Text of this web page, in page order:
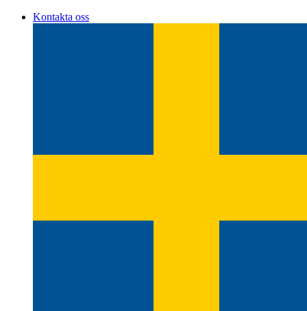
Kontakta oss